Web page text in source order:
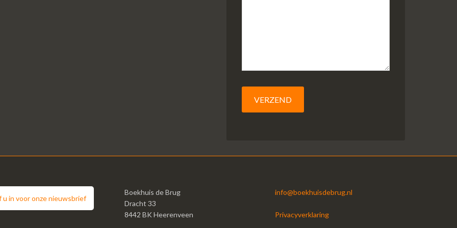
u in voor onze nieuwsbrief
Boekhuis de Brug
Dracht 33
8442 BK Heerenveen
info@boekhuisdebrug.nl
Privacyverklaring